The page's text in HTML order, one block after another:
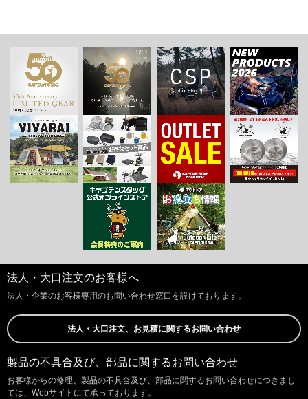
法人・大口注文のお客様へ
法人・企業のお客様専用のお問い合わせ窓口を設けております。
法人・大口注文、お見積に関するお問い合わせ
製品の不具合及び、部品に関するお問い合わせ
お客様からの修理、製品の不具合及び、部品に関するお問い合わせにつきまし
ては、Webサイトにて承っております。